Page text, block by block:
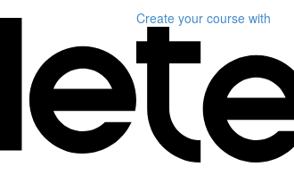
Create your course with